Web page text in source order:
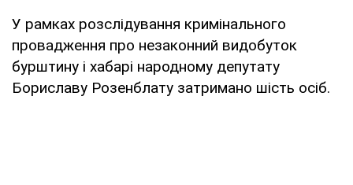
У рамках розслідування кримінального
провадження про незаконний видобуток
бурштину і хабарі народному депутату
Бориславу Розенблату затримано шість осіб.